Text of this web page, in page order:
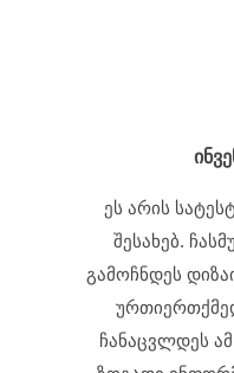
ეს არის
შესახებ.
გამოჩნდეს
ჩანაცვლდეს ამ